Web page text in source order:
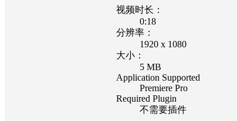
视频时长：
0:18
分辨率：
1920 x 1080
大小：
5 MB
Application Supported
Premiere Pro
Required Plugin
不需要插件